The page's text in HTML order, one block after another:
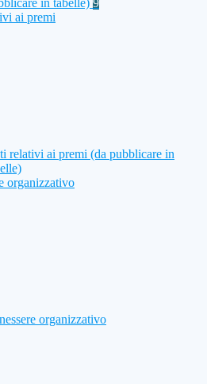
in tabelle) 9
ai premi
relativi ai premi (da pubblicare in
organizzativo
organizzativo